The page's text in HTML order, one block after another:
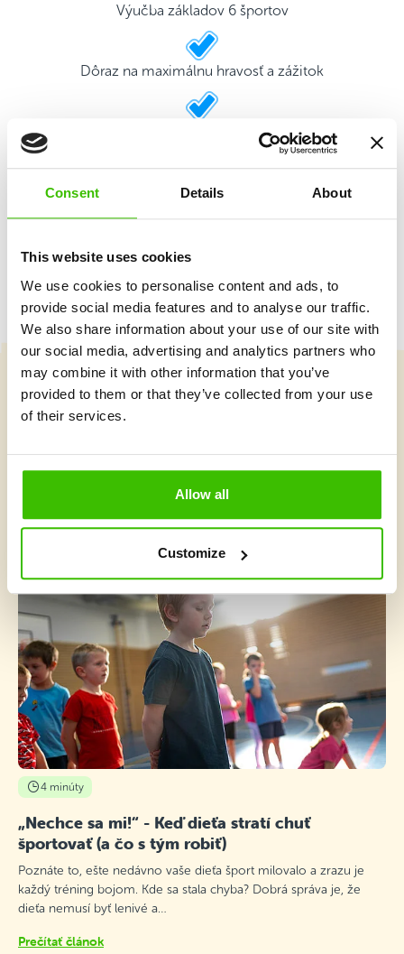
Consent Details About
This website uses cookies
We use cookies to personalise content and ads, to
provide social media features and to analyse our traffic.
We also share information about your use of our site with
our social media, advertising and analytics partners who
may combine it with other information that you’ve
provided to them or that they’ve collected from your use
of their services.
Allow all
Customize
Výučba základov 6 športov
Dôraz na maximálnu hravosť a zážitok
2 kvalifikovaní tréneri
Herný plán s motivačnými nálepkami
Vybrať kurz
Čo je v Gymnathlone nové?
4 minúty
„Nechce sa mi!“ - Keď dieťa stratí chuť
športovať (a čo s tým robiť)
Poznáte to, ešte nedávno vaše dieťa šport milovalo a zrazu je
každý tréning bojom. Kde sa stala chyba? Dobrá správa je, že
dieťa nemusí byť lenivé a…
Prečítať článok